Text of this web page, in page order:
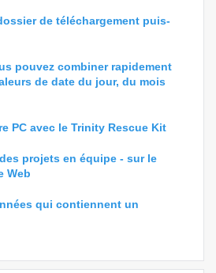
de téléchargement puis-
pouvez combiner rapidement
de date du jour, du mois
PC avec le Trinity Rescue Kit
projets en équipe - sur le
Web
qui contiennent un